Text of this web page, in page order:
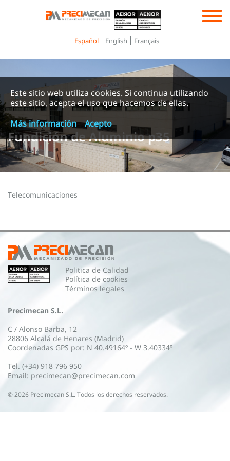
Español English Français
Fundición de Aluminio p35
Telecomunicaciones
Politica de Calidad
Política de cookies
Términos legales
Precimecan S.L.
C / Alonso Barba, 12
28806 Alcalá de Henares (Madrid)
Coordenadas GPS por: N 40.49164º - W 3.40334º
Tel. (+34) 918 796 950
Email: precimecan@precimecan.com
©2026 Precimecan S.L. Todos los derechos reservados.
Este sitio web utiliza cookies. Si continua utilizando
este sitio, acepta el uso que hacemos de ellas.
Más información
Acepto